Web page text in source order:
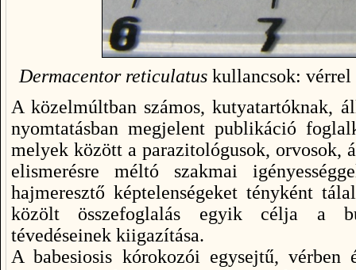
Dermacentor reticulatus kullancsok:
A közelmúltban számos, kutyatartóknak,
nyomtatásban megjelent publikáció
melyek között a parazitológusok, orvosok,
elismerésre méltó szakmai
hajmeresztő képtelenségeket tényként
közölt összefoglalás egyik célja a
tévedéseinek kiigazítása.
A babesiosis kórokozói egysejtű, vérben